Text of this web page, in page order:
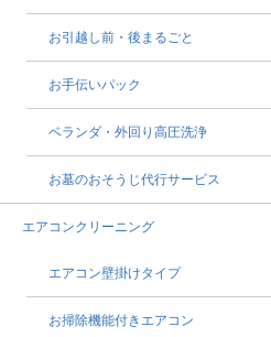
お引越し前・後まるごと
お手伝いパック
ベランダ・外回り高圧洗浄
お墓のおそうじ代行サービス
エアコンクリーニング
エアコン壁掛けタイプ
お掃除機能付きエアコン